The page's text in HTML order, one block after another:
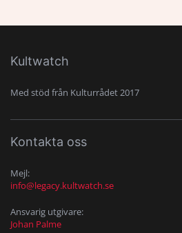
Kultwatch
Med stöd från Kulturrådet 2017
Kontakta oss
Mejl:
info@legacy.kultwatch.se
Ansvarig utgivare:
Johan Palme